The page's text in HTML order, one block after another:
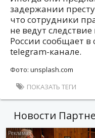
задержании
что сотрудники
не ведут
России сообщает
telegram-канале.
Фото: unsplash.com
ПОКАЗАТЬ ТЕГИ
Новости